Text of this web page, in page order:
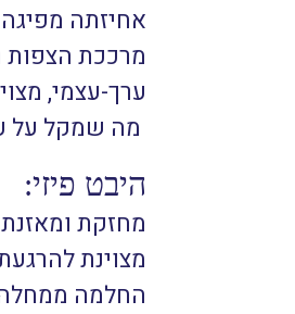
אחיזתה
מרככת הצפות
ערך-עצמי,
מה שמקל על
היבט פיזי:
מחזקת
מצוינת
החלמה